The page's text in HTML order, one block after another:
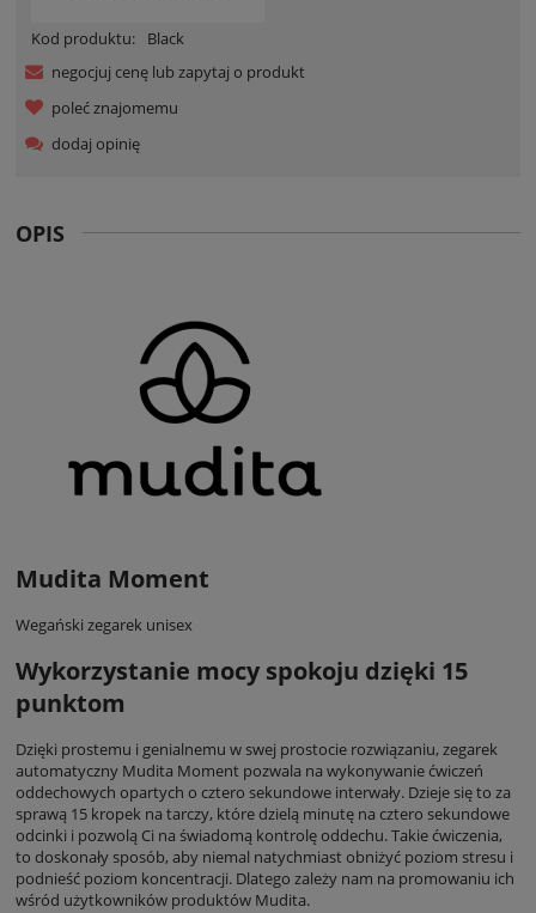
Kod produktu:
Black
negocjuj cenę lub zapytaj o produkt
poleć znajomemu
dodaj opinię
OPIS
Mudita Moment
Wegański zegarek unisex
Wykorzystanie mocy spokoju dzięki 15
punktom
Dzięki prostemu i genialnemu w swej prostocie rozwiązaniu, zegarek
automatyczny Mudita Moment pozwala na wykonywanie ćwiczeń
oddechowych opartych o cztero sekundowe interwały. Dzieje się to za
sprawą 15 kropek na tarczy, które dzielą minutę na cztero sekundowe
odcinki i pozwolą Ci na świadomą kontrolę oddechu. Takie ćwiczenia,
to doskonały sposób, aby niemal natychmiast obniżyć poziom stresu i
podnieść poziom koncentracji. Dlatego zależy nam na promowaniu ich
wśród użytkowników produktów Mudita.